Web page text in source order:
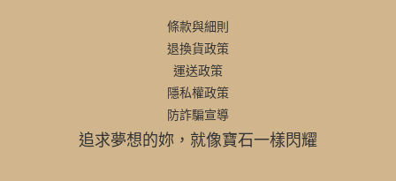
條款與細則
退換貨政策
運送政策
隱私權政策
防詐騙宣導
追求夢想的妳，就像寶石一樣閃耀